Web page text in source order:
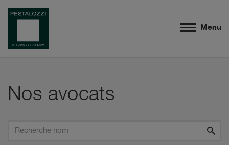
Menu
Nos avocats
Recherche